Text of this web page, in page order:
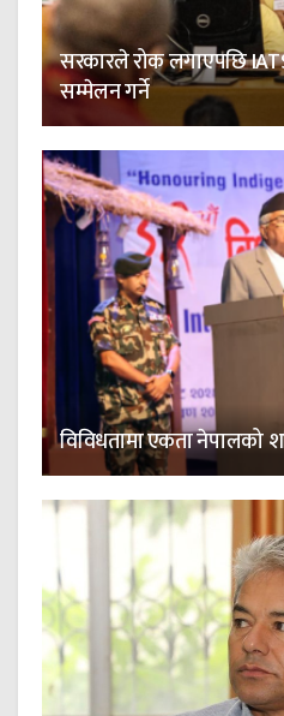
सरकारले रोक लगाएपछि
सम्मेलन गर्ने
विविधतामा एकता नेपालको